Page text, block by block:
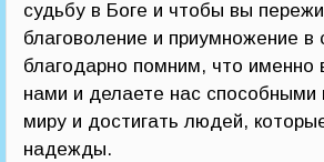
судьбу в Боге и чтобы вы
благоволение и приумножение
благодарно помним, что именно
нами и делаете нас способными
миру и достигать людей,
надежды.